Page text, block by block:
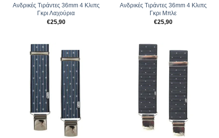
Ανδρικές Tιράντες 36mm 4 Κλιπς
Γκρι Λαχούρια
€25,90
Ανδρικές Tιράντες 36mm 4 Κλιπς
Γκρι Μπλε
€25,90